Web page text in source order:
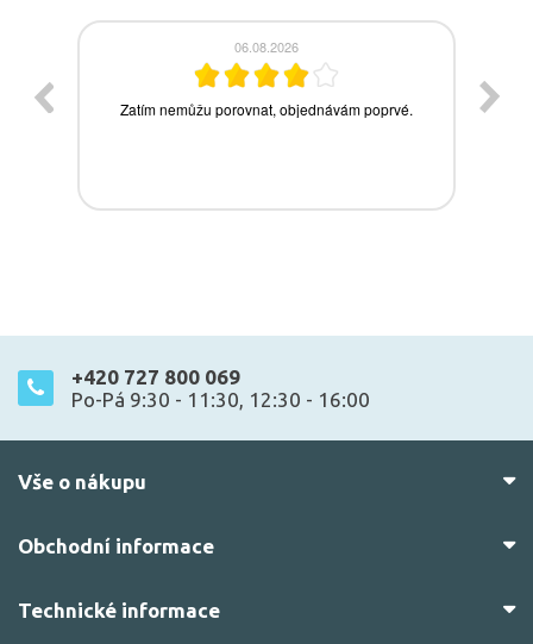
+420 727 800 069
Po-Pá 9:30 - 11:30, 12:30 - 16:00
Vše o nákupu
Obchodní informace
Technické informace